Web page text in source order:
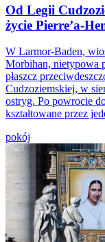
Od Legii
życie Pierre’a-
W Larmor-Baden,
Morbihan, nietypowa
płaszcz
Cudzoziemskiej, w
ostryg. Po powrocie
kształtowane przez
pokój